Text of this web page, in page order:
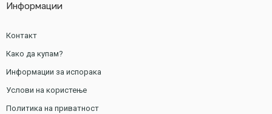
Информации
Контакт
Како да купам?
Информации за испорака
Услови на користење
Политика на приватност